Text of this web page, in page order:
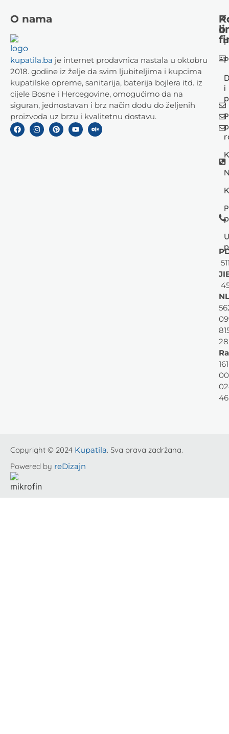
O nama
kupatila.ba je internet prodavnica nastala u oktobru
2018. godine iz želje da svim ljubiteljima i kupcima
kupatilske opreme, sanitarija, baterija bojlera itd. iz
cijele Bosne i Hercegovine, omogućimo da na
siguran, jednostavan i brz način dođu do željenih
proizvoda uz brzu i kvalitetnu dostavu.
i
o
28
46
Copyright © 2024 Kupatila. Sva prava zadržana.
Powered by reDizajn